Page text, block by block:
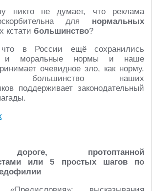
никто не думает, что реклама
для нормальных
кстати большинство?
что в России ещё сохранились
и моральные нормы и наше
очевидное зло, как норму.
большинство наших
поддерживает законодательный
протоптанной
или 5 простых шагов по